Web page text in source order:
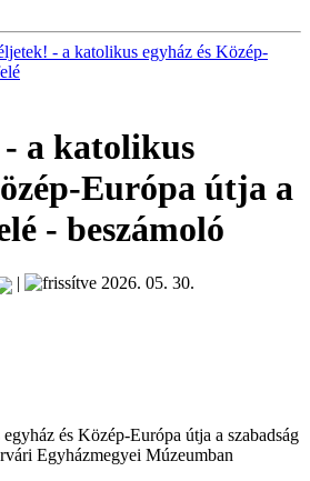
- a katolikus egyház és Közép-
a katolikus
Európa útja a
- beszámoló
| 2026. 05. 30.
és Közép-Európa útja a szabadság
Egyházmegyei Múzeumban